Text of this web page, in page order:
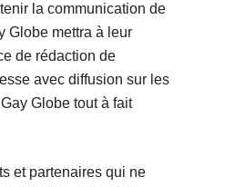
la communication de
Globe mettra à leur
de rédaction de
avec diffusion sur les
Globe tout à fait
et partenaires qui ne